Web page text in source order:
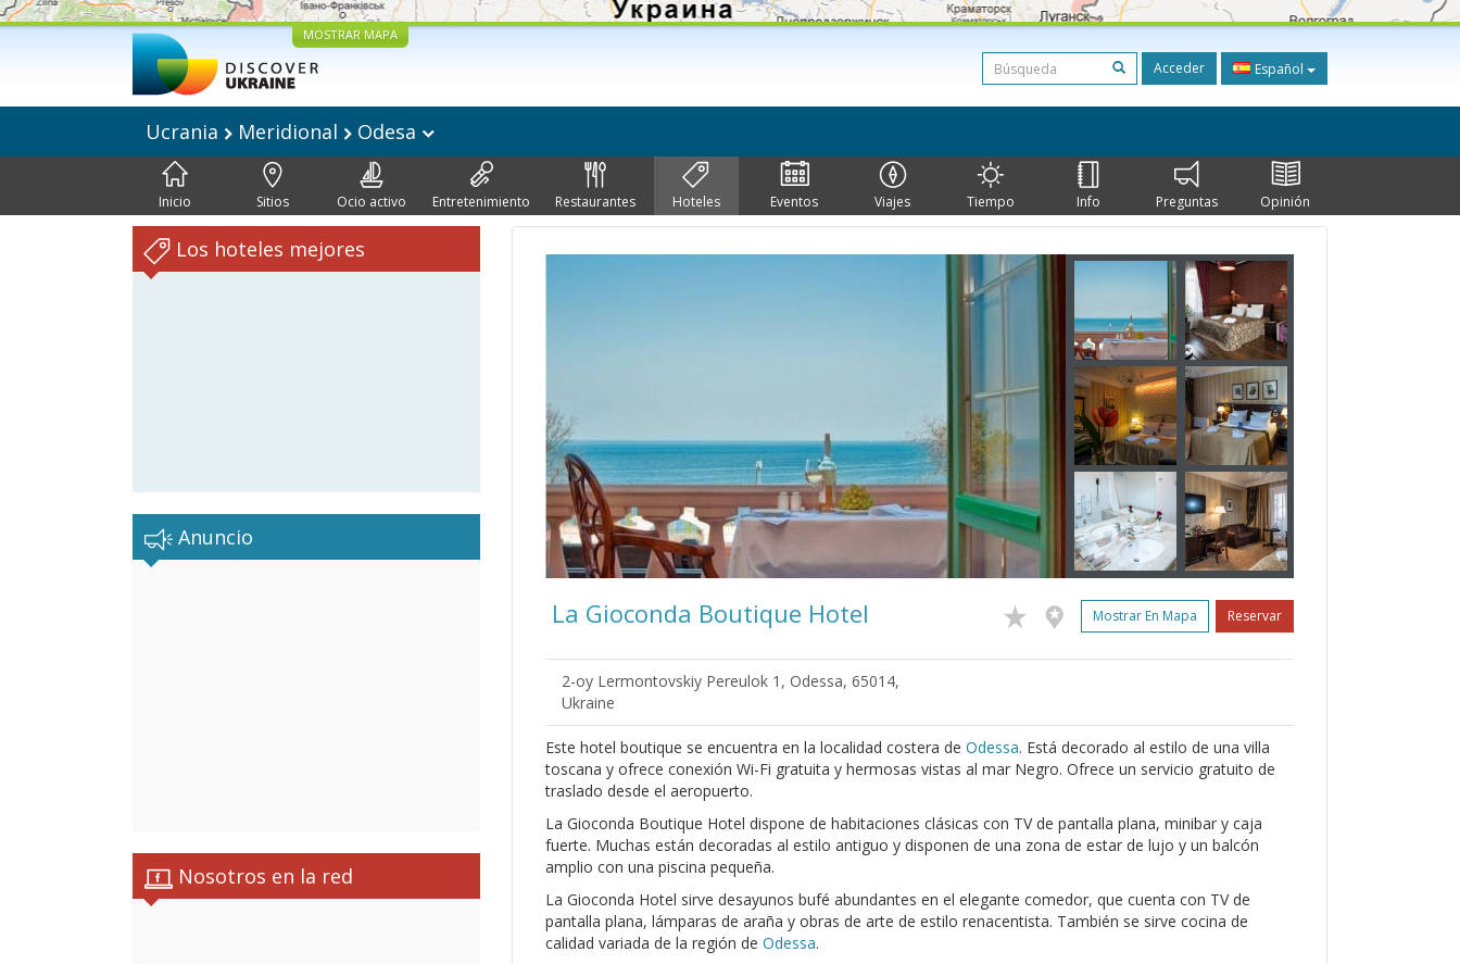
MOSTRAR MAPA
Acceder Español
Ucrania Meridional Odesa
Inicio Sitios Ocio activo Entretenimiento Restaurantes Hoteles Eventos Viajes Tiempo Info Preguntas Opinión
Los hoteles mejores
Anuncio
Nosotros en la red
La Gioconda Boutique Hotel Mostrar En Mapa Reservar
2-oy Lermontovskiy Pereulok 1, Odessa, 65014,
Ukraine
Este hotel boutique se encuentra en la localidad costera de Odessa. Está decorado al estilo de una villa
toscana y ofrece conexión Wi-Fi gratuita y hermosas vistas al mar Negro. Ofrece un servicio gratuito de
traslado desde el aeropuerto.
La Gioconda Boutique Hotel dispone de habitaciones clásicas con TV de pantalla plana, minibar y caja
fuerte. Muchas están decoradas al estilo antiguo y disponen de una zona de estar de lujo y un balcón
amplio con una piscina pequeña.
La Gioconda Hotel sirve desayunos bufé abundantes en el elegante comedor, que cuenta con TV de
pantalla plana, lámparas de araña y obras de arte de estilo renacentista. También se sirve cocina de
calidad variada de la región de Odessa.